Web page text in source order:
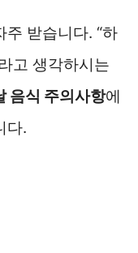
받습니다. “하
고 생각하시는
음식 주의사항에
다.